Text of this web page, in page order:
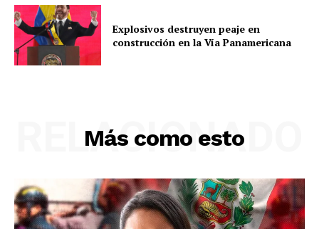
Explosivos destruyen peaje en
construcción en la Vía Panamericana
Más como esto
RELACIONADO